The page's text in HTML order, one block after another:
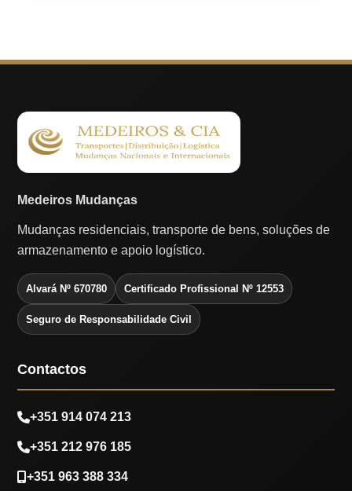
Medeiros Mudanças
Mudanças residenciais, transporte de bens, soluções de
armazenamento e apoio logístico.
Alvará Nº 670780 Certificado Profissional Nº 12553
Seguro de Responsabilidade Civil
Contactos
+351 914 074 213
+351 212 976 185
+351 963 388 334